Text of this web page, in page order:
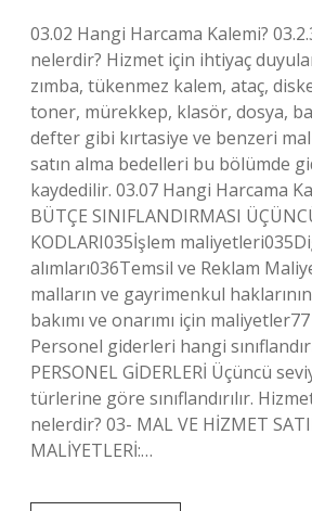
03.02 Hangi Harcama Kalemi?
nelerdir? Hizmet için ihtiyaç
zımba, tükenmez kalem, ataç,
toner, mürekkep, klasör, dosya,
defter gibi kırtasiye ve benzeri
satın alma bedelleri bu bölümde
kaydedilir. 03.07 Hangi Harcama
BÜTÇE SINIFLANDIRMASI
KODLARI035İşlem
alımları036Temsil ve Reklam
malların ve gayrimenkul haklarının
bakımı ve onarımı için
Personel giderleri hangi
PERSONEL GİDERLERİ Üçüncü
türlerine göre sınıflandırılır.
nelerdir? 03- MAL VE HİZMET
MALİYETLERİ:…